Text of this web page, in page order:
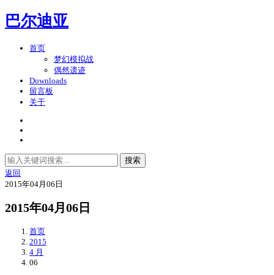
巴尔迪亚
首页
梦幻模拟战
偶然遗迹
Downloads
留言板
关于
搜索
返回
2015年04月06日
2015年04月06日
首页
2015
4 月
06